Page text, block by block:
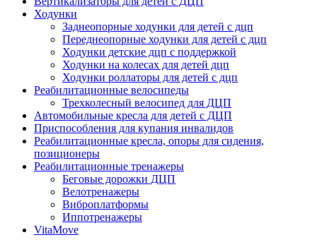
Ходунки
Заднеопорные ходунки для детей с дцп
Переднеопорные ходунки для детей с дцп
Ходунки детские дцп с поддержкой
Ходунки на колесах для детей дцп
Ходунки роллаторы для детей с дцп
Реабилитационные велосипеды
Трехколесный велосипед для ДЦП
Автомобильные кресла для детей с ДЦП
Приспособления для купания инвалидов
Реабилитационные кресла, опоры для сидения,
позиционеры
Реабилитационные тренажеры
Беговые дорожки ДЦП
Велотренажеры
Виброплатформы
Иппотренажеры
VitaMove